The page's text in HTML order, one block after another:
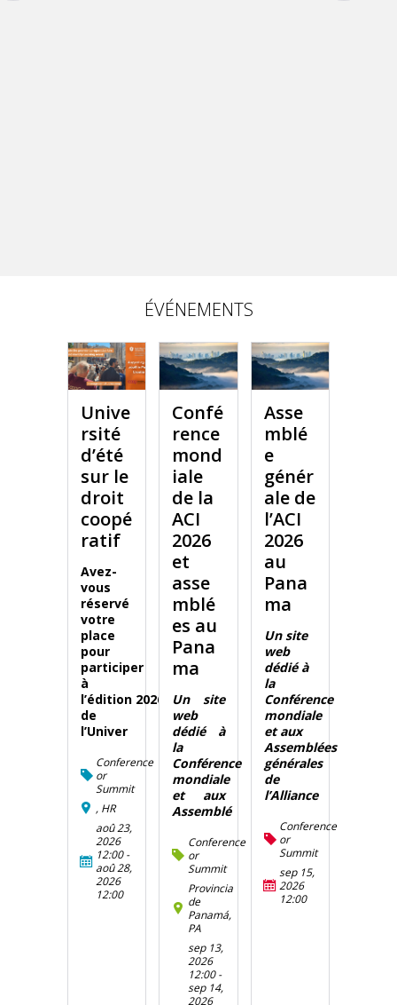
ÉVÉNEMENTS
Unive
rsité
d’été
sur le
droit
coopé
ratif
Avez-
vous
réservé
votre
place
pour
participer
à
l’édition 2026
de
l’Univer
Conference
or
Summit
, HR
aoû 23,
2026
12:00-
aoû 28,
2026
12:00
Confé
rence
mond
iale
de la
ACI
2026
et
asse
mblé
es au
Pana
ma
Un site
web
dédié à
la
Conférence
mondiale
et aux
Assemblé
Conference
or
Summit
Provincia
de
Panamá,
PA
sep 13,
2026
12:00-
sep 14,
2026
Asse
mblé
e
génér
ale de
l’ACI
2026
au
Pana
ma
Un site
web
dédié à
la
Conférence
mondiale
et aux
Assemblées
générales
de
l’Alliance
Conference
or
Summit
sep 15,
2026
12:00